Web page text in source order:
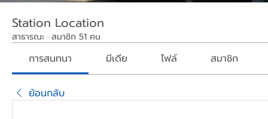
Station Location
สาธารณะ · สมาชิก 51 คน
การสนทนา มีเดีย ไฟล์ สมาชิก
ย้อนกลับ